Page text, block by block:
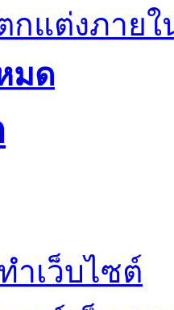
กแต่งภายใ
มด
ำเว็บไซต์